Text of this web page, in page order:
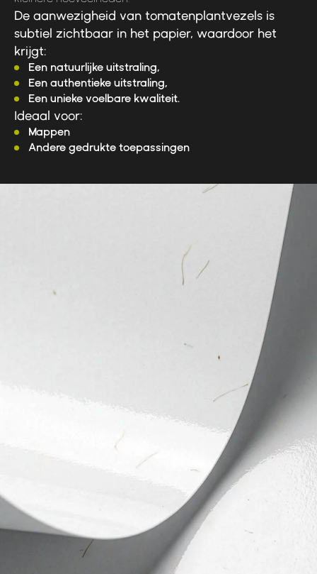
De aanwezigheid van tomatenplantvezels is
subtiel zichtbaar in het papier, waardoor het
krijgt:
Een natuurlijke uitstraling,
Een authentieke uitstraling,
Een unieke voelbare kwaliteit.
Ideaal voor:
Mappen
Andere gedrukte toepassingen